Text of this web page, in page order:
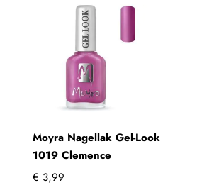
Moyra Nagellak Gel-Look
1019 Clemence
€ 3,99